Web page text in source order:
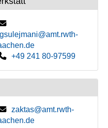
gsulejmani@amt.rwth-
+49 241 80-97599
zaktas@amt.rwth-